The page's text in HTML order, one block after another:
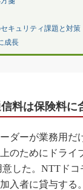
キュリティ課題と対策
成長
料は保険料に
ダーが業務用だ
のためにドライ
した。NTTド
入者に貸与する。